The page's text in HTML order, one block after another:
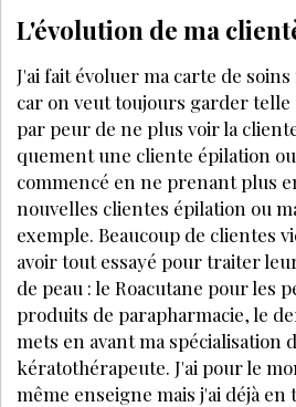
L'évolution de ma
J'ai fait évoluer ma carte de
car on veut toujours garder
par peur de ne plus voir la
quement une cliente épilation
commencé en ne prenant plus
nouvelles clientes épilation ou
exemple. Beaucoup de clientes
avoir tout essayé pour traiter
de peau : le Roacutane pour les
produits de parapharmacie, le
mets en avant ma spé­cialisation
kératothérapeute. J'ai pour le
même en­seigne mais j'ai déjà en